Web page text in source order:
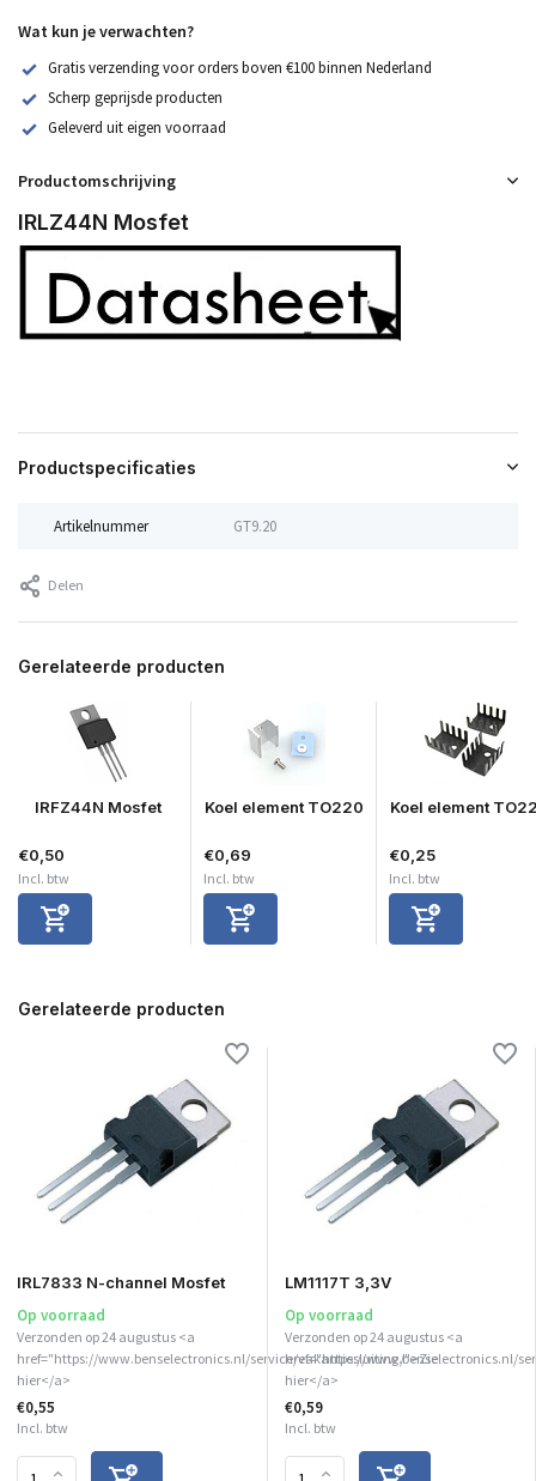
Wat kun je verwachten?
Gratis verzending voor orders boven €100 binnen Nederland
Scherp geprijsde producten
Geleverd uit eigen voorraad
Productomschrijving
IRLZ44N Mosfet
Productspecificaties
Artikelnummer GT9.20
Delen
Gerelateerde producten
IRFZ44N Mosfet
€0,50
Incl. btw
Koel element TO220
€0,69
Incl. btw
Koel element
€0,25
Incl. btw
Gerelateerde producten
IRL7833 N-channel Mosfet
Op voorraad
Verzonden op 24 augustus <a
href="https://www.benselectronics.nl/service/vakantiesluiting/">Zie
hier</a>
€0,55
Incl. btw
LM1117T 3,3V
Op voorraad
Verzonden op 24 augustus <a
href="https://www.benselectronics.nl/
hier</a>
€0,59
Incl. btw